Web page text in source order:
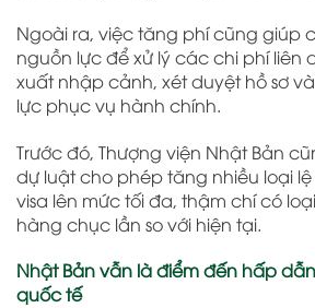
Ngoài ra, việc tăng phí cũng giúp
nguồn lực để xử lý các chi phí liên
xuất nhập cảnh, xét duyệt hồ sơ
lực phục vụ hành chính.
Trước đó, Thượng viện Nhật Bản
dự luật cho phép tăng nhiều loại
visa lên mức tối đa, thậm chí có
hàng chục lần so với hiện tại.
Nhật Bản vẫn là điểm đến hấp
quốc tế